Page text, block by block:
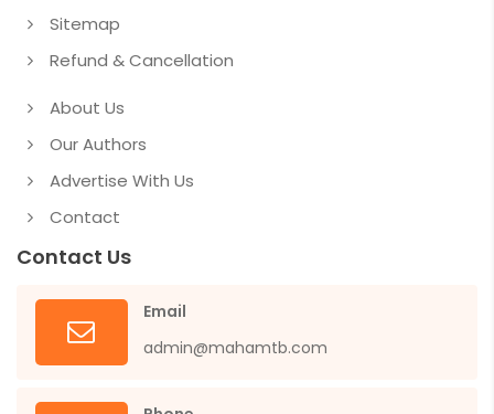
Sitemap
Refund & Cancellation
About Us
Our Authors
Advertise With Us
Contact
Contact Us
Email
admin@mahamtb.com